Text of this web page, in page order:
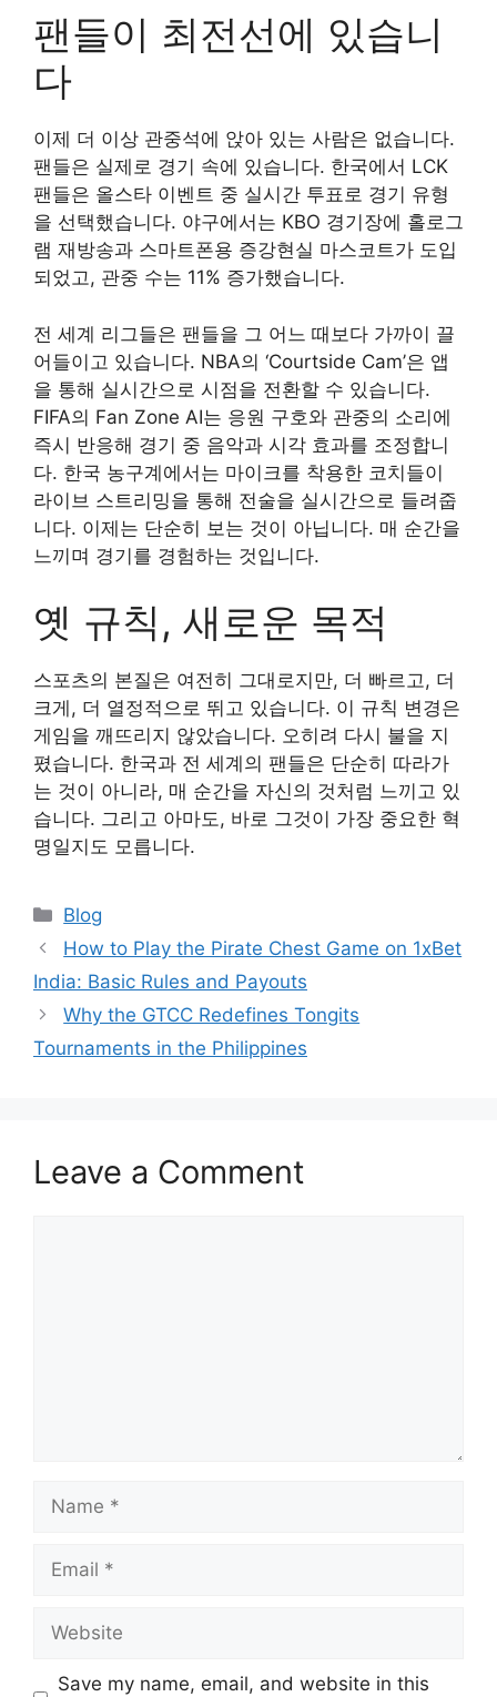
팬들이 최전선에 있습니
다
이제 더 이상 관중석에 앉아 있는 사람은 없습니다.
팬들은 실제로 경기 속에 있습니다. 한국에서 LCK
팬들은 올스타 이벤트 중 실시간 투표로 경기 유형
을 선택했습니다. 야구에서는 KBO 경기장에 홀로그
램 재방송과 스마트폰용 증강현실 마스코트가 도입
되었고, 관중 수는 11% 증가했습니다.
전 세계 리그들은 팬들을 그 어느 때보다 가까이 끌
어들이고 있습니다. NBA의 ‘Courtside Cam’은 앱
을 통해 실시간으로 시점을 전환할 수 있습니다.
FIFA의 Fan Zone AI는 응원 구호와 관중의 소리에
즉시 반응해 경기 중 음악과 시각 효과를 조정합니
다. 한국 농구계에서는 마이크를 착용한 코치들이
라이브 스트리밍을 통해 전술을 실시간으로 들려줍
니다. 이제는 단순히 보는 것이 아닙니다. 매 순간을
느끼며 경기를 경험하는 것입니다.
옛 규칙, 새로운 목적
스포츠의 본질은 여전히 그대로지만, 더 빠르고, 더
크게, 더 열정적으로 뛰고 있습니다. 이 규칙 변경은
게임을 깨뜨리지 않았습니다. 오히려 다시 불을 지
폈습니다. 한국과 전 세계의 팬들은 단순히 따라가
는 것이 아니라, 매 순간을 자신의 것처럼 느끼고 있
습니다. 그리고 아마도, 바로 그것이 가장 중요한 혁
명일지도 모릅니다.
Categories
Blog
How to Play the Pirate Chest Game on 1xBet
India: Basic Rules and Payouts
Why the GTCC Redefines Tongits
Tournaments in the Philippines
Leave a Comment
Name
Email
Website
Save my name, email, and website in this